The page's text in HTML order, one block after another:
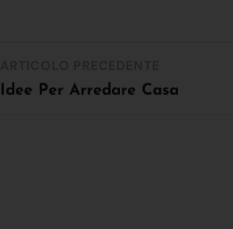
Idee Per Arredare Casa